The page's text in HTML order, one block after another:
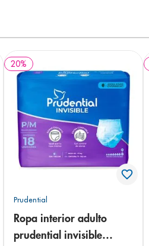
20%
Prudential
Ropa interior adulto
prudential invisible